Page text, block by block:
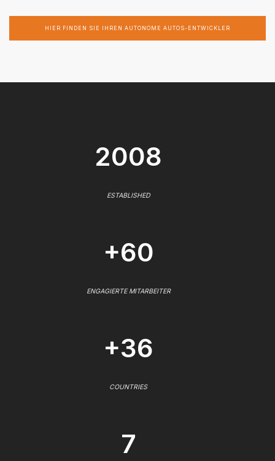
HIER FINDEN SIE IHREN AUTONOME AUTOS-ENTWICKLER
2008
ESTABLISHED
+60
ENGAGIERTE MITARBEITER
+36
COUNTRIES
7